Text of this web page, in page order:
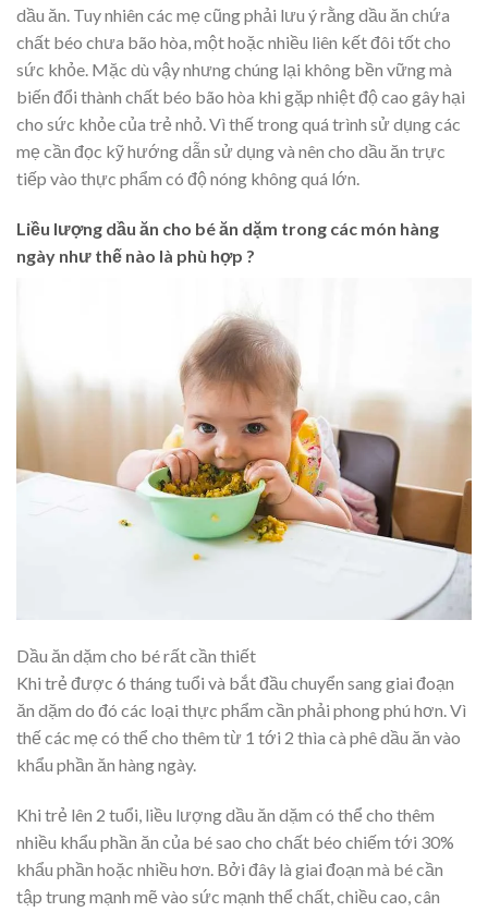
dầu ăn. Tuy nhiên các mẹ cũng phải lưu ý rằng dầu ăn chứa
chất béo chưa bão hòa, một hoặc nhiều liên kết đôi tốt cho
sức khỏe. Mặc dù vậy nhưng chúng lại không bền vững mà
biến đổi thành chất béo bão hòa khi gặp nhiệt độ cao gây hại
cho sức khỏe của trẻ nhỏ. Vì thế trong quá trình sử dụng các
mẹ cần đọc kỹ hướng dẫn sử dụng và nên cho dầu ăn trực
tiếp vào thực phẩm có độ nóng không quá lớn.
Liều lượng dầu ăn cho bé ăn dặm trong các món hàng
ngày như thế nào là phù hợp ?
Dầu ăn dặm cho bé rất cần thiết
Khi trẻ được 6 tháng tuổi và bắt đầu chuyển sang giai đoạn
ăn dặm do đó các loại thực phẩm cần phải phong phú hơn. Vì
thế các mẹ có thể cho thêm từ 1 tới 2 thìa cà phê dầu ăn vào
khẩu phần ăn hàng ngày.
Khi trẻ lên 2 tuổi, liều lượng dầu ăn dặm có thể cho thêm
nhiều khẩu phần ăn của bé sao cho chất béo chiếm tới 30%
khẩu phần hoặc nhiều hơn. Bởi đây là giai đoạn mà bé cần
tập trung mạnh mẽ vào sức mạnh thể chất, chiều cao, cân